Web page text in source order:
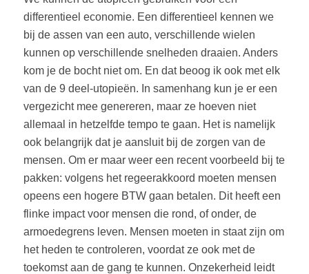
differentieel economie. Een differentieel kennen we
bij de assen van een auto, verschillende wielen
kunnen op verschillende snelheden draaien. Anders
kom je de bocht niet om. En dat beoog ik ook met elk
van de 9 deel-utopieën. In samenhang kun je er een
vergezicht mee genereren, maar ze hoeven niet
allemaal in hetzelfde tempo te gaan. Het is namelijk
ook belangrijk dat je aansluit bij de zorgen van de
mensen. Om er maar weer een recent voorbeeld bij te
pakken: volgens het regeerakkoord moeten mensen
opeens een hogere BTW gaan betalen. Dit heeft een
flinke impact voor mensen die rond, of onder, de
armoedegrens leven. Mensen moeten in staat zijn om
het heden te controleren, voordat ze ook met de
toekomst aan de gang te kunnen. Onzekerheid leidt